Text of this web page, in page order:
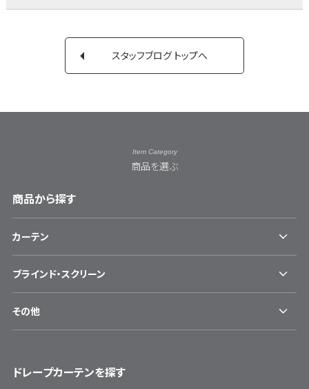
スタッフブログ トップへ
Item Category
商品を選ぶ
商品から探す
カーテン
ブラインド・スクリーン
その他
ドレープカーテンを探す